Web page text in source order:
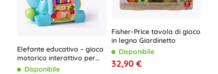
Elefante educativo – gioco
motorico interattivo per
bambini 1+
Disponibile
Fisher-Price tavola di gioco
in legno Giardinetto
Disponibile
32,90 €